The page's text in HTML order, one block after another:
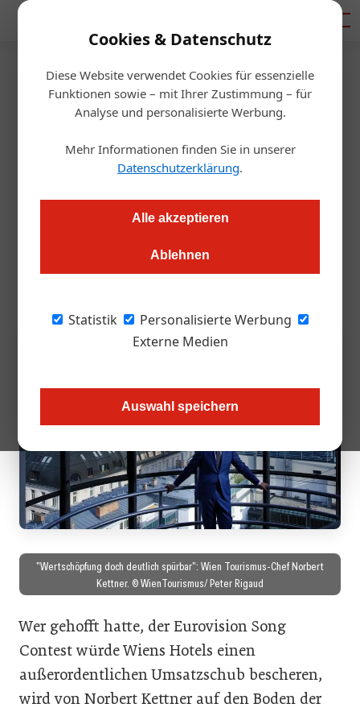
Cookies & Datenschutz
Diese Website verwendet Cookies für essenzielle
Funktionen sowie – mit Ihrer Zustimmung – für
Analyse und personalisierte Werbung.
Mehr Informationen finden Sie in unserer
Datenschutzerklärung.
Alle akzeptieren
Ablehnen
Statistik
Personalisierte Werbung
Externe Medien
Auswahl speichern
Startseite/Hotellerie
ESC: Wien Tourismus zieht
nüchterne Zwischenbilanz
Der ESC 2026 bringt Wien Reichweite, aber nicht zwingend
volle Hotelbetten. WienTourismus-Chef Norbert Kettner
"Wertschöpfung doch deutlich spürbar": Wien Tourismus-Chef Norbert
Kettner. © WienTourismus/ Peter Rigaud
Wer gehofft hatte, der Eurovision Song
Contest würde Wiens Hotels einen
außerordentlichen Umsatzschub bescheren,
wird von Norbert Kettner auf den Boden der